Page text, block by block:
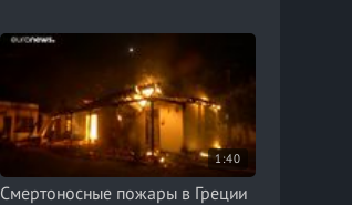
1:40
Смертоносные пожары в Греции